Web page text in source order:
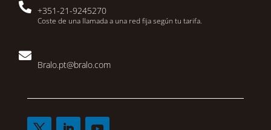
 +351-21-9245270
Coste de una llamada a una red fija según tu tarifa.

Bralo.pt@bralo.com